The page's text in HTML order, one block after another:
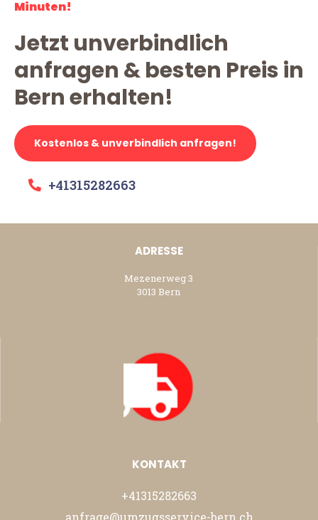
Minuten!
Jetzt unverbindlich
anfragen & besten Preis in
Bern erhalten!
Kostenlos & unverbindlich anfragen!
+41315282663
ADRESSE
Mezenerweg 3
3013 Bern
KONTAKT
+41315282663